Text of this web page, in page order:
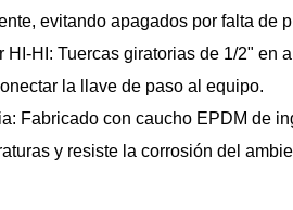
evitando apagados por falta de
HI-HI: Tuercas giratorias de 1/2" en
la llave de paso al equipo.
Fabricado con caucho EPDM de
y resiste la corrosión del